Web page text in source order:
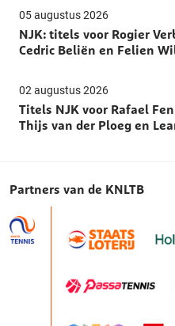
05 augustus 2026
NJK: titels voor Rogier
Cedric Beliën en Felien
02 augustus 2026
Titels NJK voor Rafael
Thijs van der Ploeg en
Partners van de KNLTB